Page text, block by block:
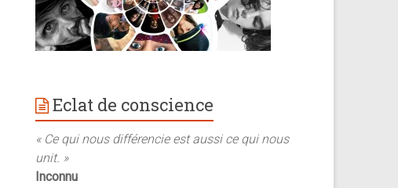
Eclat de conscience
« Ce qui nous différencie est aussi ce qui nous
unit. »
Inconnu